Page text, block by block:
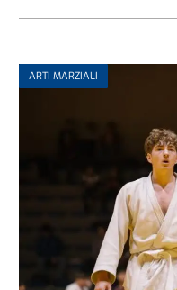
ARTI MARZIALI